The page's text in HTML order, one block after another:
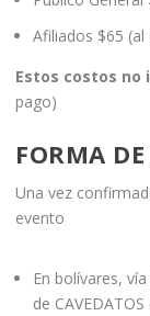
Afiliados $65
Estos costos no
pago)
FORMA
Una vez
evento
En bolívares,
de